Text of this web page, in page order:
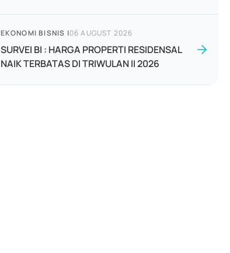
EKONOMI BISNIS |06 AUGUST 2026
SURVEI BI : HARGA PROPERTI RESIDENSAL
NAIK TERBATAS DI TRIWULAN II 2026